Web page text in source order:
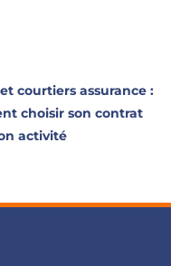
courtiers assurance :
choisir son contrat
activité